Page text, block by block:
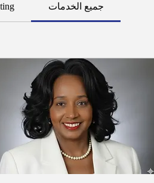
جميع الخدمات